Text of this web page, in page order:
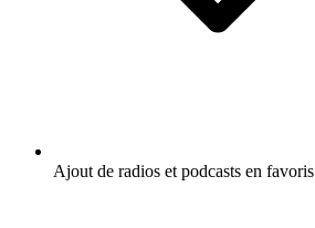
Ajout de radios et podcasts en favoris